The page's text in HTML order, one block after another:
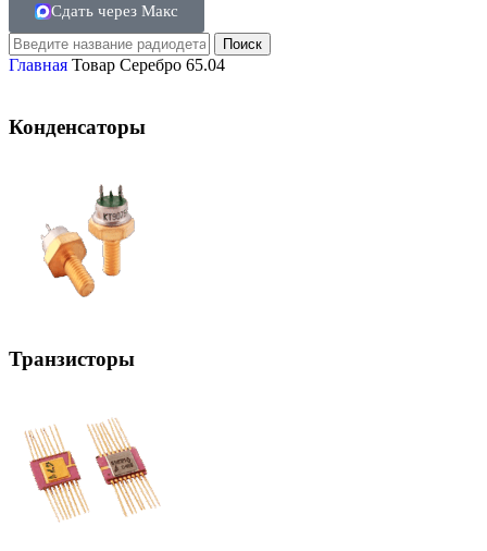
Сдать через Макс
Поиск
Главная Товар Серебро 65.04
Конденсаторы
Транзисторы